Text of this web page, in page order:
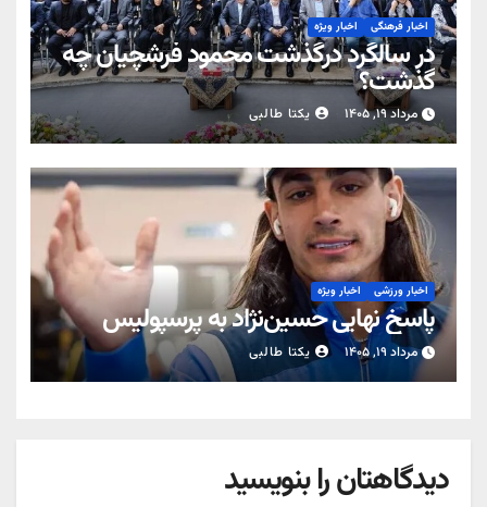
اخبار فرهنگی اخبار ویژه
در سالگرد درگذشت محمود فرشچیان چه
گذشت؟
مرداد ۱۹, ۱۴۰۵ یکتا طالبی
اخبار ورزشی اخبار ویژه
پاسخ نهایی حسین‌نژاد به پرسپولیس
مرداد ۱۹, ۱۴۰۵ یکتا طالبی
دیدگاهتان را بنویسید